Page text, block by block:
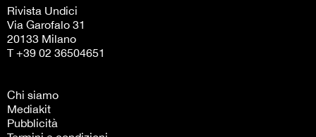
Rivista Undici
Via Garofalo 31
20133 Milano
T +39 02 36504651
Chi siamo
Mediakit
Pubblicità